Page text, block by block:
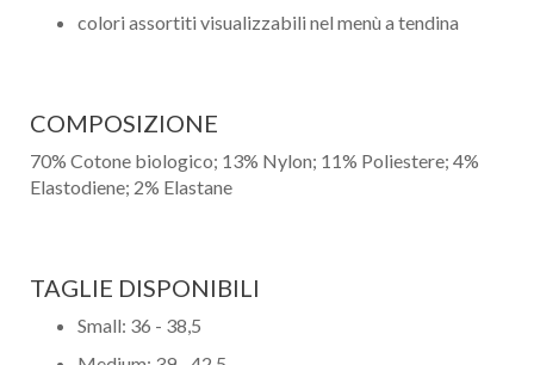
colori assortiti visualizzabili nel menù a tendina
COMPOSIZIONE
70% Cotone biologico; 13% Nylon; 11% Poliestere; 4%
Elastodiene; 2% Elastane
TAGLIE DISPONIBILI
Small: 36 - 38,5